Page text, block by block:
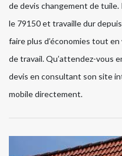
de devis changement de
le 79150 et travaille dur
faire plus d’économies tout
de travail. Qu’attendez-vous
devis en consultant son site
mobile directement.